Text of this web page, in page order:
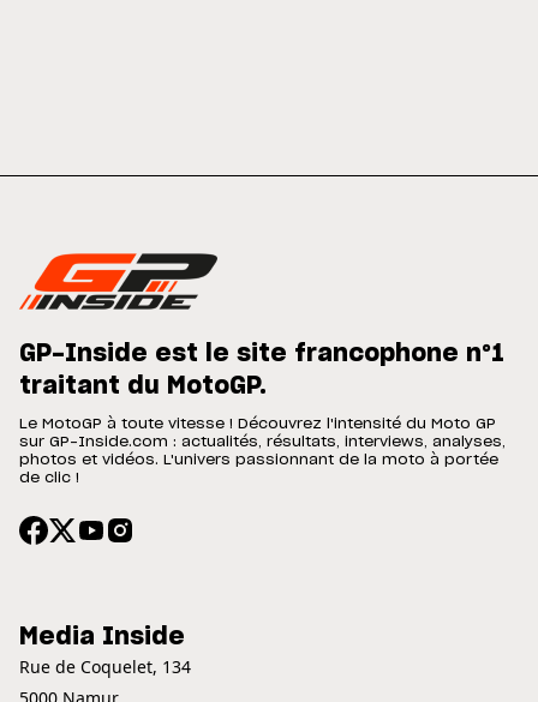
GP-Inside est le site francophone n°1
traitant du MotoGP.
Le MotoGP à toute vitesse ! Découvrez l'intensité du Moto GP
sur GP-Inside.com : actualités, résultats, interviews, analyses,
photos et vidéos. L'univers passionnant de la moto à portée
de clic !
Media Inside
Rue de Coquelet, 134